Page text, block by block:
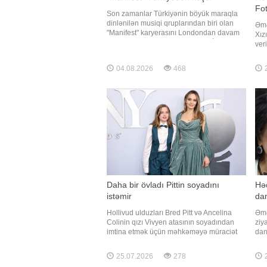
Son zamanlar Türkiyənin böyük maraqla
dinlənilən musiqi qruplarından biri olan
"Manifest" karyerasını Londondan davam
sözlərinə görə, üzvlərin birlikdə yaşadığ
04.08.2026 468
Daha bir övladı Pittin soyadını
istəmir
Hollivud ulduzları Bred Pitt və Ancelina
Colinin qızı Vivyen atasının soyadından
imtina etmək üçün məhkəməyə müraciət
Vivyen Los-Anceles Ali Məhkəməsinə Pitt-
Coli soyadının yalnız Coli ilə əvəzlənməsi
25.07.2026 278